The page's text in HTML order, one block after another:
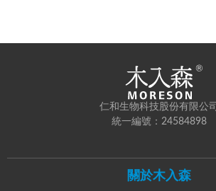
仁和生物科技股份有限公司
統一編號：24584898
關於木入森